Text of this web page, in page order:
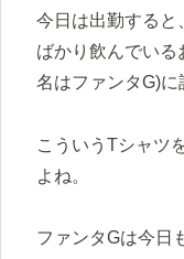
今日は出勤すると
ばかり飲んでい
名はファンタG)に
こういうTシャツ
よね。
ファンタGは今日